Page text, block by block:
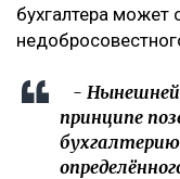
бухгалтера может
- Нынешней
принципе